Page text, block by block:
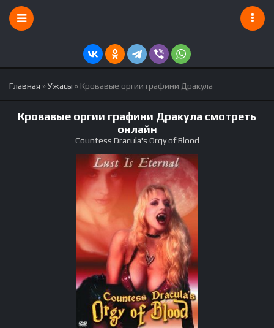
Главная »Ужасы » Кровавые оргии графини Дракула
Кровавые оргии графини Дракула смотреть
онлайн
Countess Dracula's Orgy of Blood